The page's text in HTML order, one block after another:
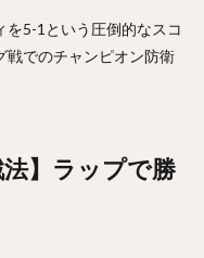
を5-1という圧倒的なスコ
戦でのチャンピオン防衛
法】ラップで勝